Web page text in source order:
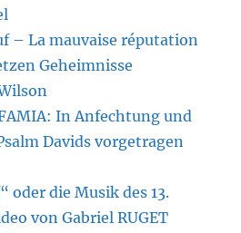
– La mauvaise réputation
Geheimnisse
In Anfechtung und
Davids vorgetragen
oder die Musik des 13.
von Gabriel RUGET